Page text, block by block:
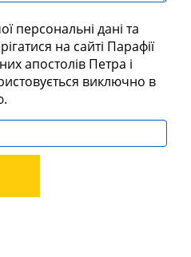
персональні дані та
на сайті Парафії
і
виключно в